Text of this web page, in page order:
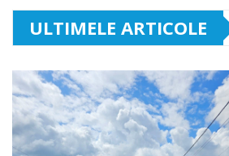
ULTIMELE ARTICOLE